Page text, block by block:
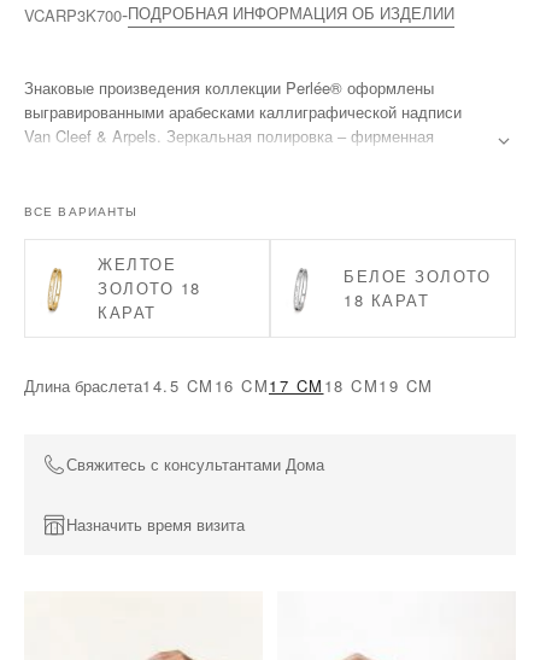
VCARP3K700 ПОДРОБНАЯ ИНФОРМАЦИЯ ОБ ИЗДЕЛИИ
Знаковые произведения коллекции Perlée® оформлены
выгравированными арабесками каллиграфической надписи
Van Cleef & Arpels. Зеркальная полировка – фирменная
среднего размера.
ВСЕ ВАРИАНТЫ
ЖЕЛТОЕ
ЗОЛОТО 18
КАРАТ
БЕЛОЕ ЗОЛОТО
18 КАРАТ
Длина браслета14.5 CM 16 CM17 CM 18 CM19 CM
Свяжитесь с консультантами Дома
Назначить время визита